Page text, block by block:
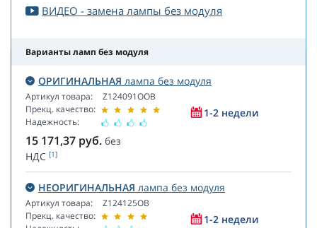
ВИДЕО - замена лампы без модуля
Варианты ламп без модуля
ОРИГИНАЛЬНАЯ лампа без модуля
Артикул товара:
Прекц. качество:
Надежность:
Z124091OOB
1-2 недели
15 171,37 руб. без
НДС [1]
НЕОРИГИНАЛЬНАЯ лампа без модуля
Артикул товара:
Прекц. качество:
Z124125OB
1-2 недели